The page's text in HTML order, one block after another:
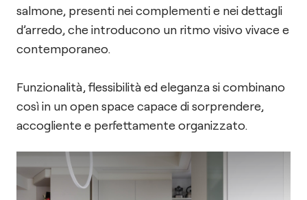
salmone, presenti nei complementi e nei dettagli
d’arredo, che introducono un ritmo visivo vivace e
contemporaneo.
Funzionalità, flessibilità ed eleganza si combinano
così in un open space capace di sorprendere,
accogliente e perfettamente organizzato.